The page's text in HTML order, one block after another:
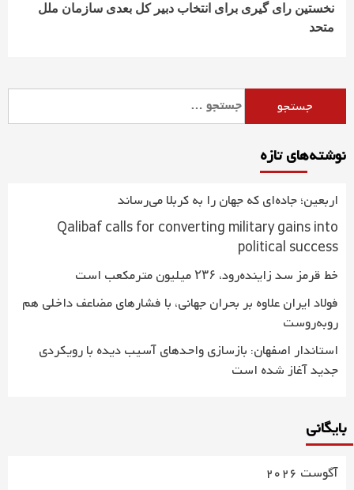
نخستین رای گیری برای انتخاب دبیر کل بعدی سازمان ملل
متحد
برای:
نوشته‌های تازه
اربعین؛ جاده‌ای که جهان را به کربلا می‌رساند
Qalibaf calls for converting military gains into
political success
خط قرمز سد زاینده‌رود، ۲۳۶ میلیون مترمکعب است
فولاد ایران علاوه بر بحران جهانی، با فشارهای مضاعف داخلی هم
روبه‌روست
استاندار اصفهان: بازسازی واحدهای آسیب دیده با رویکردی
جدید آغاز شده است
بایگانی
آگوست 2026